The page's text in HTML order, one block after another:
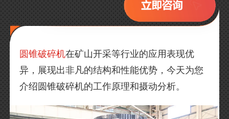
圆锥破碎机在矿山开采等行业的应用表现优
异，展现出非凡的结构和性能优势，今天为您
介绍圆锥破碎机的工作原理和摄动分析。